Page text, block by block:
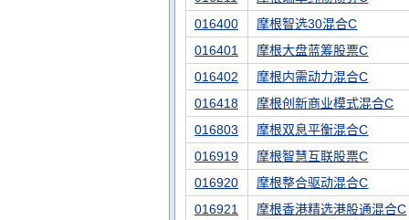
016400
摩根智选30混合C
016401
摩根大盘蓝筹股票C
016402
摩根内需动力混合C
016418
摩根创新商业模式混合C
016803
摩根双息平衡混合C
016919
摩根智慧互联股票C
016920
摩根整合驱动混合C
016921
摩根香港精选港股通混合C